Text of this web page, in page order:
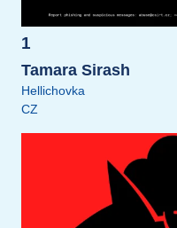
1
Tamara Sirash
Hellichovka
CZ